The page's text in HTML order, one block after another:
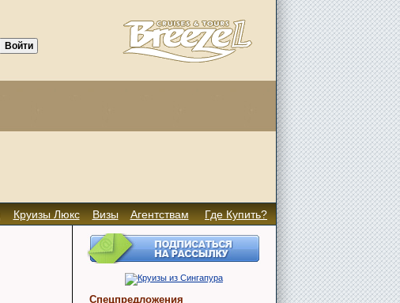
Круизы Люкс Визы Агентствам Где Купить?
Спецпредложения